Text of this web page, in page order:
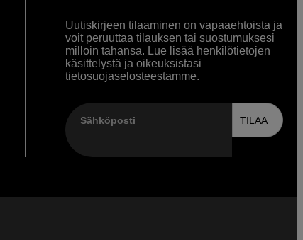
Uutiskirjeen tilaaminen on vapaaehtoista ja
voit peruuttaa tilauksen tai suostumuksesi
milloin tahansa. Lue lisää henkilötietojen
käsittelystä ja oikeuksistasi
tietosuojaselosteestamme.
Sähköposti TILAA